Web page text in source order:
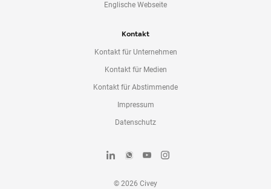
Englische Webseite
Kontakt
Kontakt für Unternehmen
Kontakt für Medien
Kontakt für Abstimmende
Impressum
Datenschutz
© 2026 Civey